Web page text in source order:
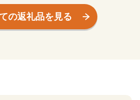
の返礼品を見る